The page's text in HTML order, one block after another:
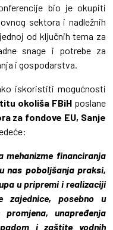
bio je okupiti
sektora i nadležnih
od ključnih tema za
snage i potrebe za
i gospodarstva.
iskoristiti mogućnosti
okoliša FBiHposlane
za fondove EU, Sanje
mehanizme financiranja
nas poboljšanja praksi,
u pripremi i realizaciji
zajednice, posebno u
unapređenja
i zaštite vodnih